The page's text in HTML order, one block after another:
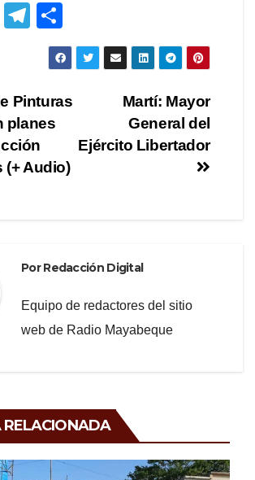
T
T
el
gr
a
m
o
m
p
tir
Martí: Mayor
General del
Ejército Libertador
Pinturas
planes
(+ Audio)
PorRedacción Digital
Equipo de redactores del sitio
web de Radio Mayabeque